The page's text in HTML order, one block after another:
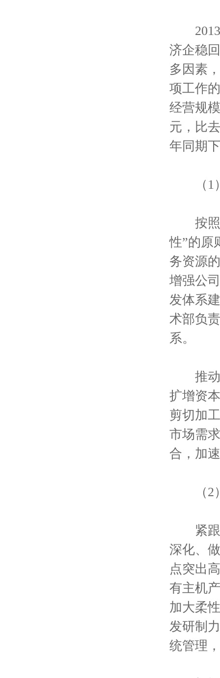
2013
济企稳
多因素
项工作
经营规
元，比
年同期
（1）
按照
性”的原
务资源
增强公
发体系
术部负
系。
推动
扩增资
剪切加
市场需
合，加
（2）
紧跟
深化、
点突出
有主机
加大柔
发研制
统管理